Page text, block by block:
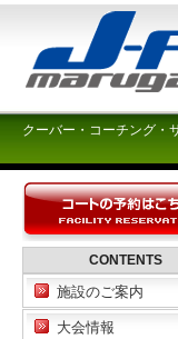
クーバー・コーチング・
CONTENTS
施設のご案内
大会情報